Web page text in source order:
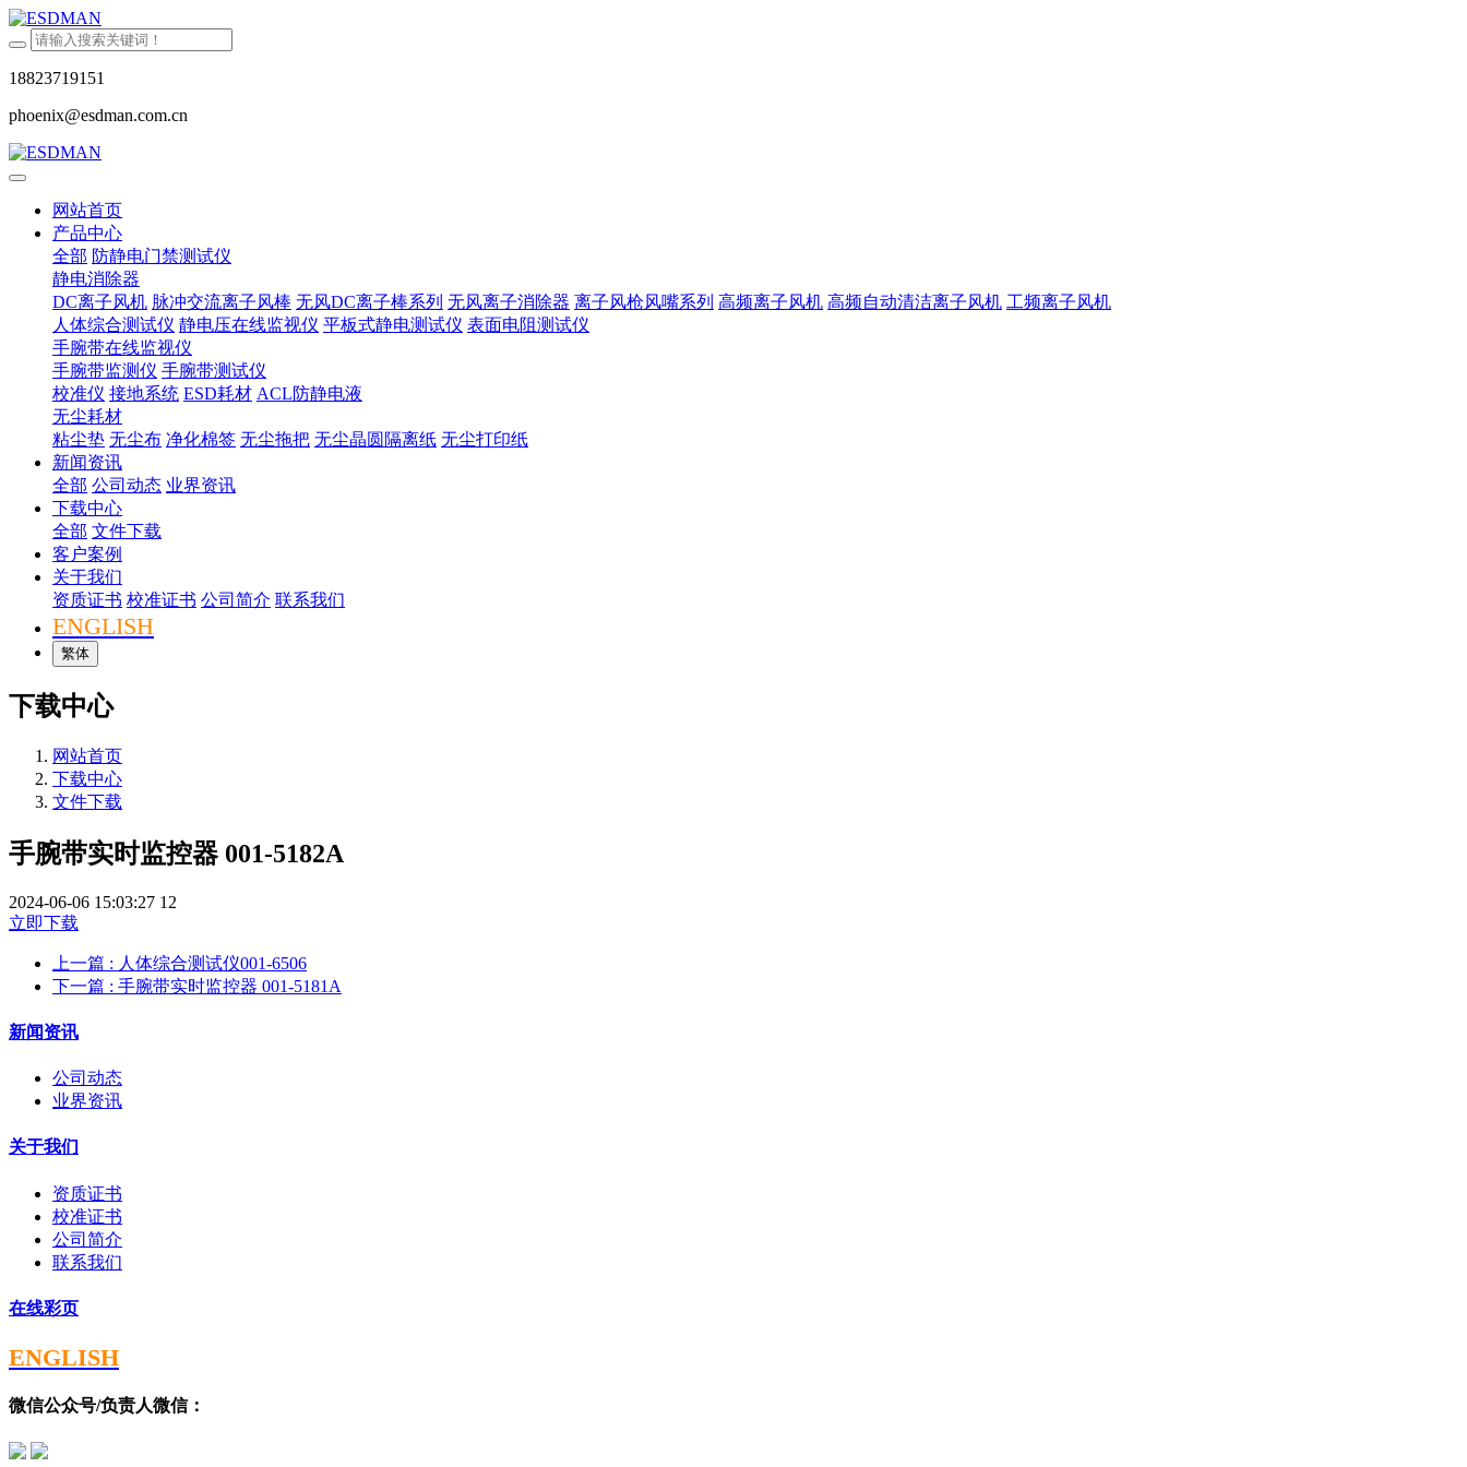
18823719151
phoenix@esdman.com.cn
网站首页
产品中心
全部 防静电门禁测试仪
静电消除器
DC离子风机 脉冲交流离子风棒 无风DC离子棒系列 无风离子消除器 离子风枪风嘴系列 高频离子风机 高频自动清洁离子风机 工频离子风机
人体综合测试仪 静电压在线监视仪 平板式静电测试仪 表面电阻测试仪
手腕带在线监视仪
手腕带监测仪 手腕带测试仪
校准仪 接地系统 ESD耗材 ACL防静电液
无尘耗材
粘尘垫 无尘布 净化棉签 无尘拖把 无尘晶圆隔离纸 无尘打印纸
新闻资讯
全部 公司动态 业界资讯
下载中心
全部 文件下载
客户案例
关于我们
资质证书 校准证书 公司简介 联系我们
ENGLISH
繁体
下载中心
网站首页
下载中心
文件下载
手腕带实时监控器 001-5182A
2024-06-06 15:03:27 12
立即下载
上一篇 : 人体综合测试仪001-6506
下一篇 : 手腕带实时监控器 001-5181A
新闻资讯
公司动态
业界资讯
关于我们
资质证书
校准证书
公司简介
联系我们
在线彩页
ENGLISH
微信公众号/负责人微信：